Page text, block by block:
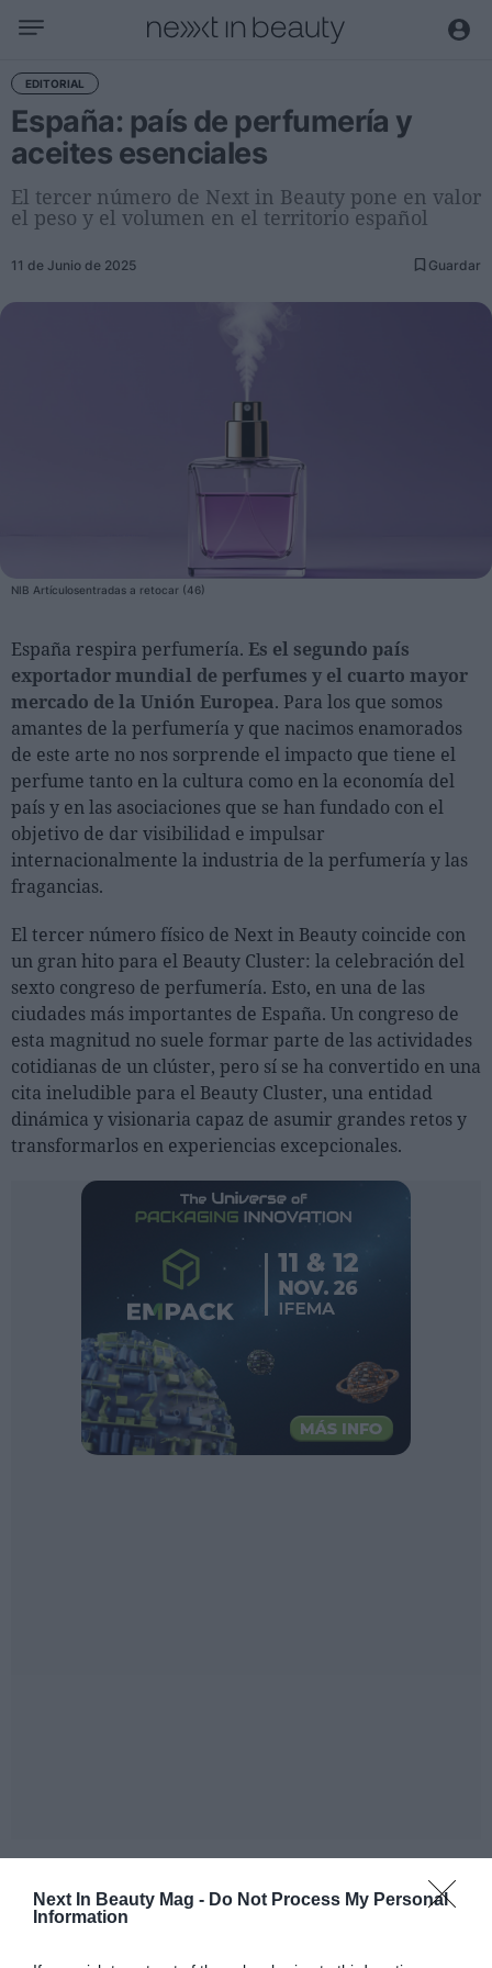
Next In Beauty Mag - Do Not Process My Personal
Information
Negocio
Editorial
Actualidad
Nombramientos
Tendencias
Moda y Lujo
Cosmética
Proveedores
Estética
Perfumería
Salud
Moda
Lujo
Agenda de actividades
Ferias sectoriales
Formaciones destacadas
Opinión
Revista
Registrarse
INICIAR SESIÓN
EDITORIAL
España: país de perfumería y
aceites esenciales
El tercer número de Next in Beauty pone en valor
el peso y el volumen en el territorio español
11 de Junio de 2025 Guardar
NIB Artículosentradas a retocar (46)
España respira perfumería. Es el segundo país
exportador mundial de perfumes y el cuarto mayor
mercado de la Unión Europea. Para los que somos
amantes de la perfumería y que nacimos enamorados
de este arte no nos sorprende el impacto que tiene el
perfume tanto en la cultura como en la economía del
país y en las asociaciones que se han fundado con el
objetivo de dar visibilidad e impulsar
internacionalmente la industria de la perfumería y las
fragancias.
El tercer número físico de Next in Beauty coincide con
un gran hito para el Beauty Cluster: la celebración del
sexto congreso de perfumería. Esto, en una de las
ciudades más importantes de España. Un congreso de
esta magnitud no suele formar parte de las actividades
cotidianas de un clúster, pero sí se ha convertido en una
cita ineludible para el Beauty Cluster, una entidad
dinámica y visionaria capaz de asumir grandes retos y
transformarlos en experiencias excepcionales.
No es casualidad que el Barcelona Perfumery Congress
2025 se perfile como el evento más relevante jamás
realizado en nuestro país para el sector de la